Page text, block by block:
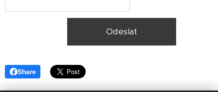
Odeslat
Share